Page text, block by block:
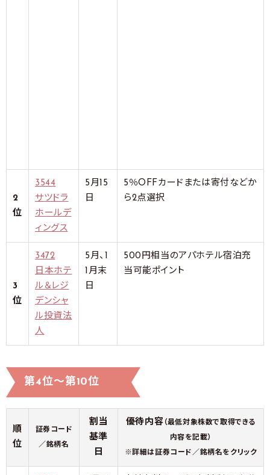
2
位
3544
サツドラ
ホールデ
ィングス
5月15
日
5％OFFカードまたは寄付などか
ら2点選択
3
位
3472
日本ホテ
ル＆レジ
デンシャ
ル投資法
人
5月、1
1月末
日
500円相当のアパホテル宿泊充
当可能ポイント
第4位～第10位
順
位
証券コード
／銘柄名
割当
基準
日
優待内容 （最低対象株数で取得できる
内容を記載）
※詳細は証券コード／銘柄名をクリック